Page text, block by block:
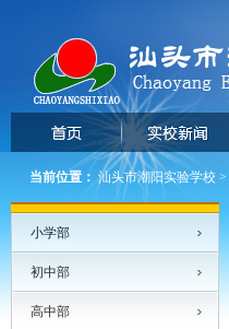
当前位置： 汕头市潮阳实验学校 >
小学部
初中部
高中部